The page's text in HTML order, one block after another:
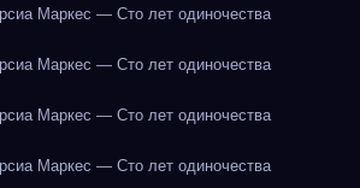
Маркес — Сто лет одиночества
Маркес — Сто лет одиночества
Маркес — Сто лет одиночества
Маркес — Сто лет одиночества